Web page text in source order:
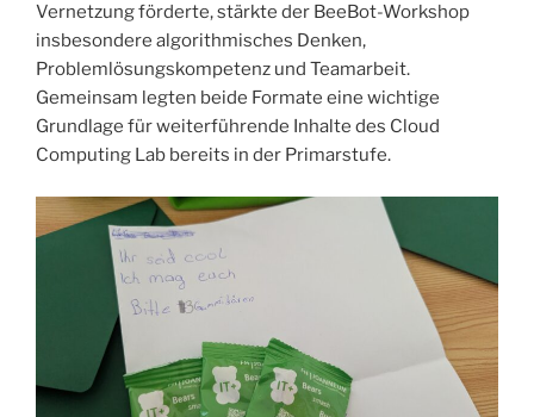
Vernetzung förderte, stärkte der BeeBot-Workshop
insbesondere algorithmisches Denken,
Problemlösungskompetenz und Teamarbeit.
Gemeinsam legten beide Formate eine wichtige
Grundlage für weiterführende Inhalte des Cloud
Computing Lab bereits in der Primarstufe.